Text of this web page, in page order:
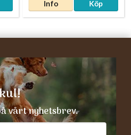
Info Köp
vårt nyhetsbrev.